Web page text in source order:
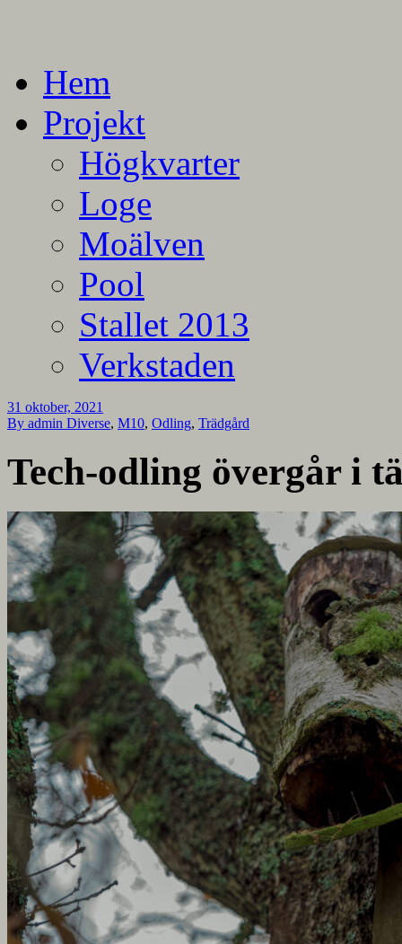
Hem
Projekt
Högkvarter
Loge
Moälven
Pool
Stallet 2013
Verkstaden
31 oktober, 2021
By admin Diverse, M10, Odling, Trädgård
Tech-odling övergår i